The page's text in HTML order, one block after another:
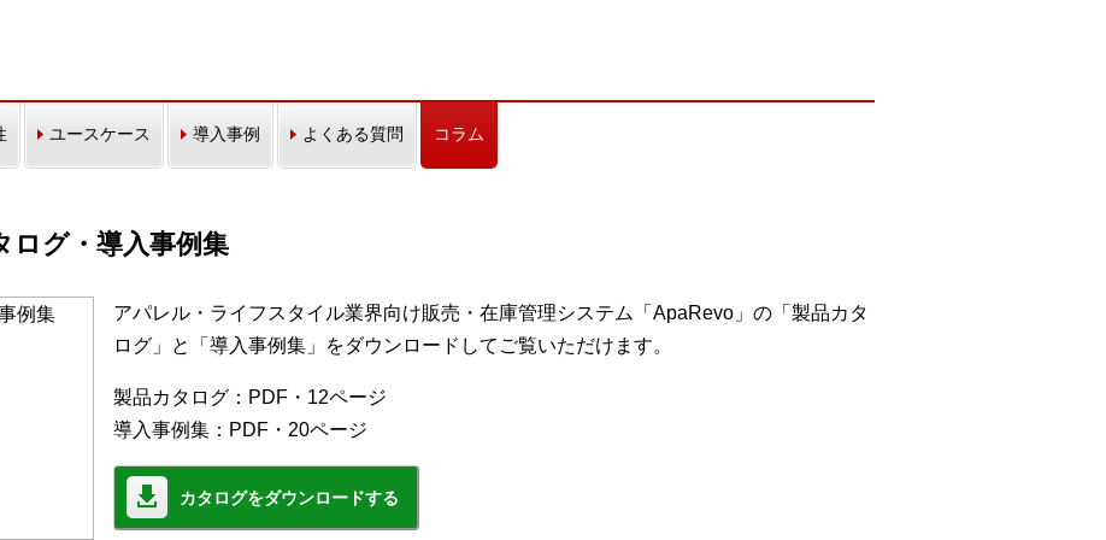
ユースケース 導入事例 よくある質問 コラム
ログ・導入事例集
アパレル・ライフスタイル業界向け販売・在庫管理システム「ApaRevo」の「製品カタ
ログ」と「導入事例集」をダウンロードしてご覧いただけます。
製品カタログ：PDF・12ページ
導入事例集：PDF・20ページ
カタログをダウンロードする